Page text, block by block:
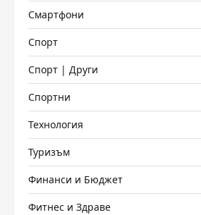
Смартфони
Спорт
Спорт | Други
Спортни
Технология
Туризъм
Финанси и Бюджет
Фитнес и Здраве